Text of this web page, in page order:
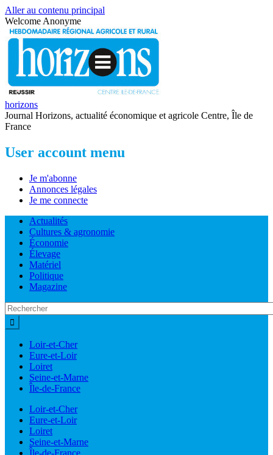
Aller au contenu principal
Welcome Anonyme
horizons
Journal Horizons, actualité économique et agricole Centre, Île de
France
User account menu
Je m'abonne
Annonces légales
Je me connecte
Actualités
Cultures & agronomie
Économie
Élevage
Matériel
Politique
Magazine
Loir-et-Cher
Eure-et-Loir
Loiret
Seine-et-Marne
Île-de-France
Loir-et-Cher
Eure-et-Loir
Loiret
Seine-et-Marne
Île-de-France